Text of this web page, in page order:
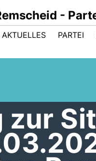
-
AKTUELLES PARTEI